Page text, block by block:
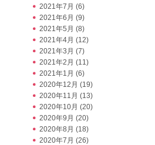
2021年7月 (6)
2021年6月 (9)
2021年5月 (8)
2021年4月 (12)
2021年3月 (7)
2021年2月 (11)
2021年1月 (6)
2020年12月 (19)
2020年11月 (13)
2020年10月 (20)
2020年9月 (20)
2020年8月 (18)
2020年7月 (26)